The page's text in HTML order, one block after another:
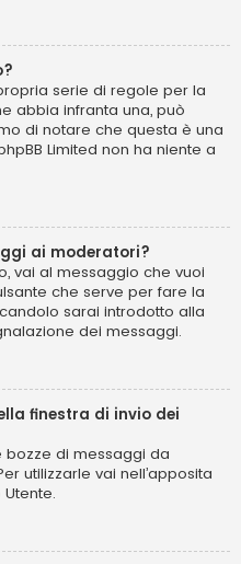
serie di regole per la
abbia infranta una, può
di notare che questa è una
Limited non ha niente a
ai moderatori?
vai al messaggio che vuoi
che serve per fare la
sarai introdotto alla
dei messaggi.
finestra di invio dei
bozze di messaggi da
utilizzarle vai nell’apposita